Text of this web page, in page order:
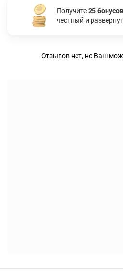
Получите25 бонусов
честный и
Отзывов нет, но Ваш